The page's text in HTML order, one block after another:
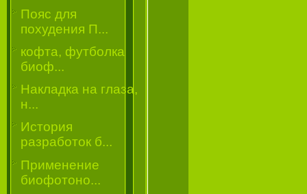
Пояс для
похудения П...
кофта, футболка
биоф...
Накладка на глаза,
н...
История
разработок б...
Применение
биофотоно...